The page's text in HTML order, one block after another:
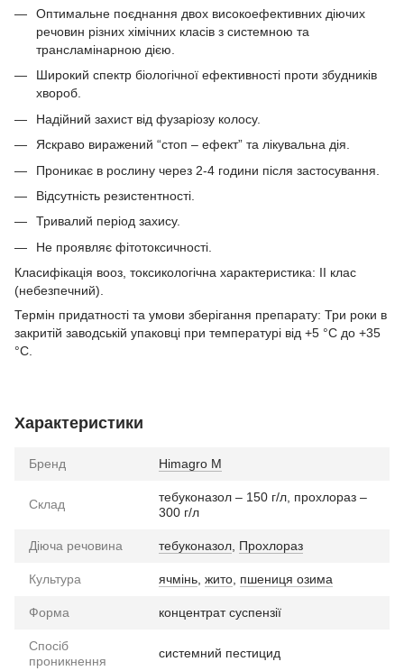
Оптимальне поєднання двох високоефективних діючих
речовин різних хімічних класів з системною та
трансламінарною дією.
Широкий спектр біологічної ефективності проти збудників
хвороб.
Надійний захист від фузаріозу колосу.
Яскраво виражений “стоп – ефект” та лікувальна дія.
Проникає в рослину через 2-4 години після застосування.
Відсутність резистентності.
Тривалий період захису.
Не проявляє фітотоксичності.
Класифікація вооз, токсикологічна характеристика: ІІ клас
(небезпечний).
Термін придатності та умови зберігання препарату: Три роки в
закритій заводській упаковці при температурі від +5 °С до +35
°С.
Характеристики
Бренд Himagro M
Склад
тебуконазол – 150 г/л, прохлораз –
300 г/л
Діюча речовина тебуконазол Прохлораз
Культура ячмінь жито пшениця озима
Форма концентрат суспензії
Спосіб
проникнення
системний пестицид